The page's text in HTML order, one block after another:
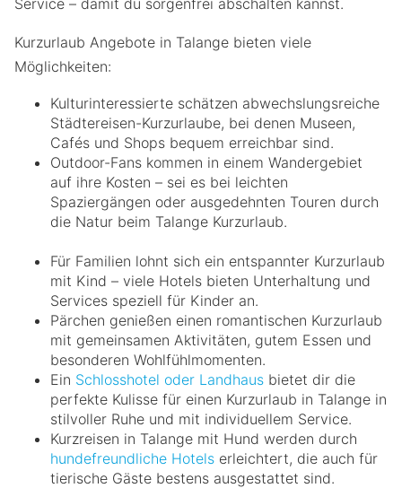
Kurzurlaub Angebote in Talange bieten viele
Möglichkeiten:
Kulturinteressierte schätzen abwechslungsreiche
Städtereisen-Kurzurlaube, bei denen Museen,
Cafés und Shops bequem erreichbar sind.
Outdoor-Fans kommen in einem Wandergebiet
auf ihre Kosten – sei es bei leichten
Spaziergängen oder ausgedehnten Touren durch
die Natur beim Talange Kurzurlaub.
Für Familien lohnt sich ein entspannter Kurzurlaub
mit Kind – viele Hotels bieten Unterhaltung und
Services speziell für Kinder an.
Pärchen genießen einen romantischen Kurzurlaub
mit gemeinsamen Aktivitäten, gutem Essen und
besonderen Wohlfühlmomenten.
Ein Schlosshotel oder Landhaus bietet dir die
perfekte Kulisse für einen Kurzurlaub in Talange in
stilvoller Ruhe und mit individuellem Service.
Kurzreisen in Talange mit Hund werden durch
hundefreundliche Hotels erleichtert, die auch für
tierische Gäste bestens ausgestattet sind.